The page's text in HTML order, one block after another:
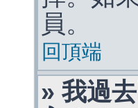
員。
回頂端
» 我過